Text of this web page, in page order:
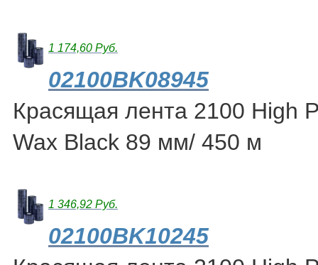
1 174,60 Руб.
02100BK08945
Красящая лента 2100 High
Wax Black 89 мм/ 450 м
1 346,92 Руб.
02100BK10245